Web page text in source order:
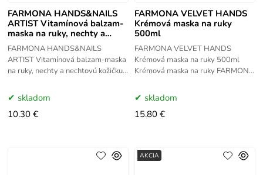
FARMONA HANDS&NAILS
ARTIST Vitamínová balzam-
maska na ruky, nechty a
nechtovú kožičku 280ml
FARMONA HANDS&NAILS
ARTIST Vitamínová balzam-maska
na ruky, nechty a nechtovú kožičku
na ruky, nechty a nechtovú kožičku
skladom
10.30 €
FARMONA VELVET HANDS
Krémová maska na ruky
500ml
FARMONA VELVET HANDS
Krémová maska na ruky 500ml
Krémová maska na ruky FARMONA
pre suchú, drsnú a poškodenú
pokožku
skladom
15.80 €
AKCIA